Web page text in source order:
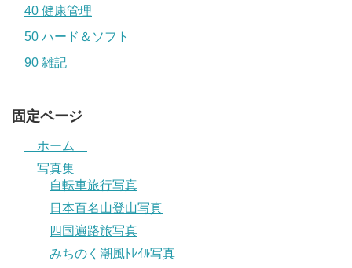
40 健康管理
50 ハード＆ソフト
90 雑記
固定ページ
ホーム
写真集
自転車旅行写真
日本百名山登山写真
四国遍路旅写真
みちのく潮風ﾄﾚｲﾙ写真